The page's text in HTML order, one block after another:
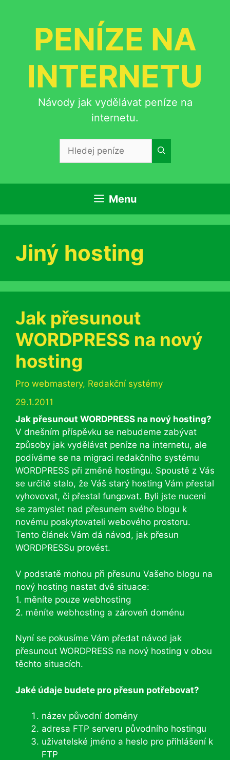
PENÍZE NA
INTERNETU
Návody jak vydělávat peníze na
internetu.
Menu
Jiný hosting
Jak přesunout
WORDPRESS na nový
hosting
Rubriky
Pro webmastery, Redakční systémy
29.1.2011
Jak přesunout WORDPRESS na nový hosting?
V dnešním příspěvku se nebudeme zabývat
způsoby jak vydělávat peníze na internetu, ale
podíváme se na migraci redakčního systému
WORDPRESS při změně hostingu. Spoustě z Vás
se určitě stalo, že Váš starý hosting Vám přestal
vyhovovat, či přestal fungovat. Byli jste nuceni
se zamyslet nad přesunem svého blogu k
novému poskytovateli webového prostoru.
Tento článek Vám dá návod, jak přesun
WORDPRESSu provést.
V podstatě mohou při přesunu Vašeho blogu na
nový hosting nastat dvě situace:
1. měníte pouze webhosting
2. měníte webhosting a zároveň doménu
Nyní se pokusíme Vám předat návod jak
přesunout WORDPRESS na nový hosting v obou
těchto situacích.
Jaké údaje budete pro přesun potřebovat?
název původní domény
adresa FTP serveru původního hostingu
uživatelské jméno a heslo pro přihlášení k
FTP